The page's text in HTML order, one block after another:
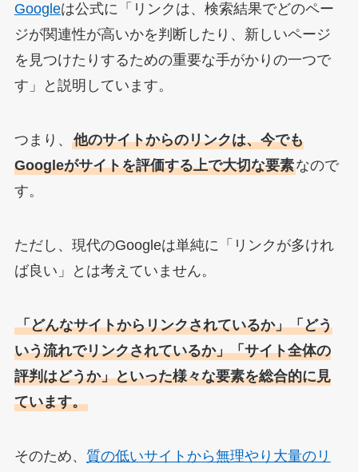
Googleは公式に「リンクは、検索結果でどのペー
ジが関連性が高いかを判断したり、新しいページ
を見つけたりするための重要な手がかりの一つで
す」と説明しています。
つまり、 他のサイトからのリンクは、今でも
Googleがサイトを評価する上で大切な要素なので
す。
ただし、現代のGoogleは単純に「リンクが多けれ
ば良い」とは考えていません。
「どんなサイトからリンクされているか」「どう
いう流れでリンクされているか」「サイト全体の
評判はどうか」といった様々な要素を総合的に見
ています。
そのため、 質の低いサイトから無理やり大量のリ